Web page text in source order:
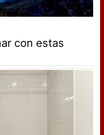
con estas